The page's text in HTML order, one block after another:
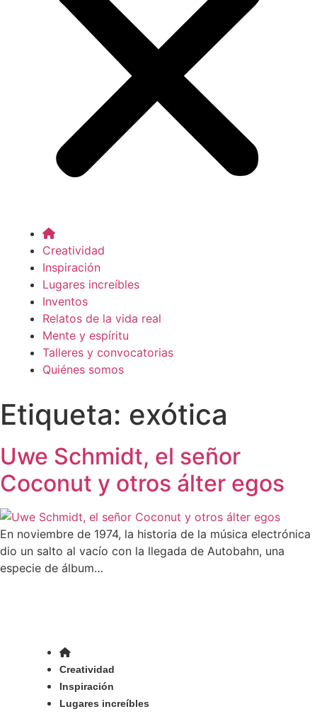
Creatividad
Inspiración
Lugares increíbles
Inventos
Relatos de la vida real
Mente y espíritu
Talleres y convocatorias
Quiénes somos
Etiqueta: exótica
Uwe Schmidt, el señor
Coconut y otros álter egos
En noviembre de 1974, la historia de la música electrónica
dio un salto al vacío con la llegada de Autobahn, una
especie de álbum…
Creatividad
Inspiración
Lugares increíbles